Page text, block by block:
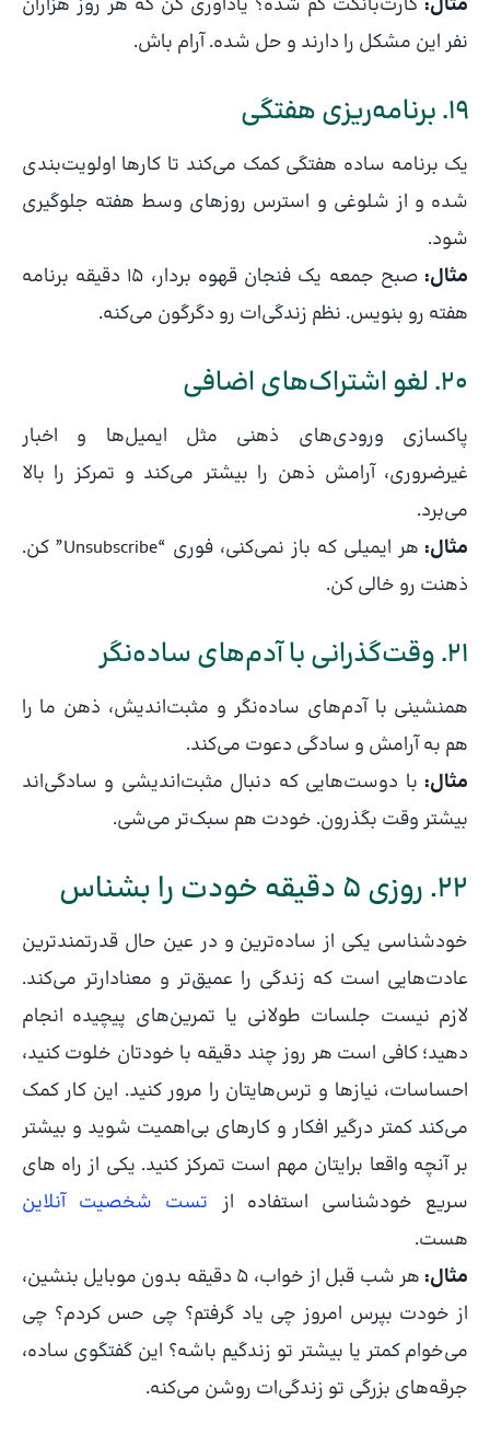
نفر این مشکل را دارند و حل شده. آرام باش.
19. برنامه‌ریزی هفتگی
یک برنامه ساده هفتگی کمک می‌کند تا کارها اولویت‌بندی
شده و از شلوغی و استرس روزهای وسط هفته جلوگیری
شود.
مثال:
صبح جمعه یک فنجان قهوه بردار، 15 دقیقه برنامه
هفته رو بنویس. نظم زندگی‌ات رو دگرگون می‌کنه.
20. لغو اشتراک‌های اضافی
پاکسازی ورودی‌های ذهنی مثل ایمیل‌ها و اخبار
غیرضروری، آرامش ذهن را بیشتر می‌کند و تمرکز را بالا
می‌برد.
مثال:
هر ایمیلی که باز نمی‌کنی، فوری “Unsubscribe” کن.
ذهنت رو خالی کن.
21. وقت‌گذرانی با آدم‌های ساده‌نگر
همنشینی با آدم‌های ساده‌نگر و مثبت‌اندیش، ذهن ما را
هم به آرامش و سادگی دعوت می‌کند.
مثال: با دوست‌هایی که دنبال مثبت‌اندیشی و سادگی‌اند
بیشتر وقت بگذرون. خودت هم سبک‌تر می‌شی.
22. روزی 5 دقیقه خودت را بشناس
خودشناسی یکی از ساده‌ترین و در عین حال قدرتمندترین
عادت‌هایی است که زندگی را عمیق‌تر و معنادارتر می‌کند.
لازم نیست جلسات طولانی یا تمرین‌های پیچیده انجام
دهید؛ کافی است هر روز چند دقیقه با خودتان خلوت کنید،
احساسات، نیازها و ترس‌هایتان را مرور کنید. این کار کمک
می‌کند کمتر درگیر افکار و کارهای بی‌اهمیت شوید و بیشتر
بر آنچه واقعا برایتان مهم است تمرکز کنید. یکی از راه های
سریع خودشناسی استفاده از تست شخصیت آنلاین
هست.
مثال:
هر شب قبل از خواب، 5 دقیقه بدون موبایل بنشین،
از خودت بپرس امروز چی یاد گرفتم؟ چی حس کردم؟ چی
می‌خوام کمتر یا بیشتر تو زندگیم باشه؟ این گفتگوی ساده،
جرقه‌های بزرگی تو زندگی‌ات روشن می‌کنه.